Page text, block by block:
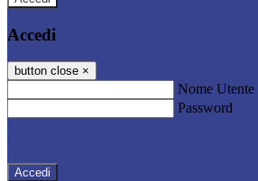
Accedi
button close ×
Nome Utente
Password